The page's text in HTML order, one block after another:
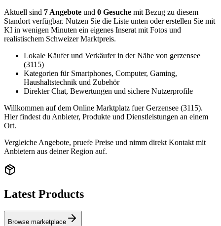
Aktuell sind 7 Angebote und 0 Gesuche mit Bezug zu diesem
Standort verfügbar. Nutzen Sie die Liste unten oder erstellen Sie mit
KI in wenigen Minuten ein eigenes Inserat mit Fotos und
realistischem Schweizer Marktpreis.
Lokale Käufer und Verkäufer in der Nähe von gerzensee
(3115)
Kategorien für Smartphones, Computer, Gaming,
Haushaltstechnik und Zubehör
Direkter Chat, Bewertungen und sichere Nutzerprofile
Willkommen auf dem Online Marktplatz fuer Gerzensee (3115).
Hier findest du Anbieter, Produkte und Dienstleistungen an einem
Ort.
Vergleiche Angebote, pruefe Preise und nimm direkt Kontakt mit
Anbietern aus deiner Region auf.
Latest Products
Browse marketplace